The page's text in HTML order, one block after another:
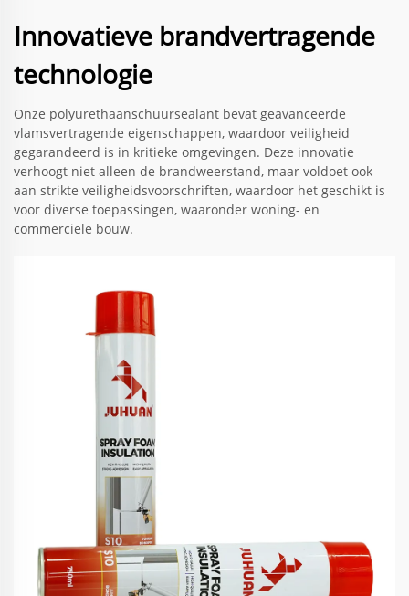
Innovatieve brandvertragende
technologie
Onze polyurethaanschuursealant bevat geavanceerde
vlamsvertragende eigenschappen, waardoor veiligheid
gegarandeerd is in kritieke omgevingen. Deze innovatie
verhoogt niet alleen de brandweerstand, maar voldoet ook
aan strikte veiligheidsvoorschriften, waardoor het geschikt is
voor diverse toepassingen, waaronder woning- en
commerciële bouw.